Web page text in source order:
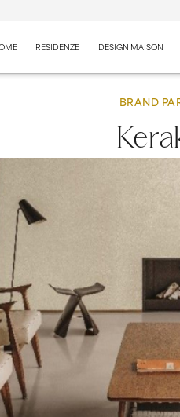
RESIDENZE DESIGN MAISON
BRAND